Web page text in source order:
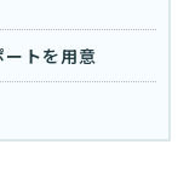
トを用意